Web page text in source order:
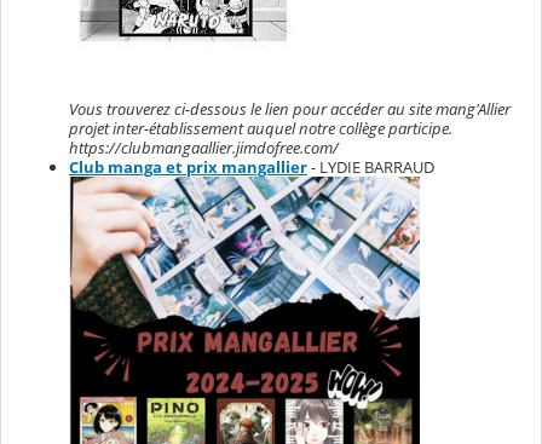
Vous trouverez ci-dessous le lien pour accéder au site mang'Allier
projet inter-établissement auquel notre collège participe.
https://clubmangaallier.jimdofree.com/
Club manga et prix mangallier- LYDIE BARRAUD